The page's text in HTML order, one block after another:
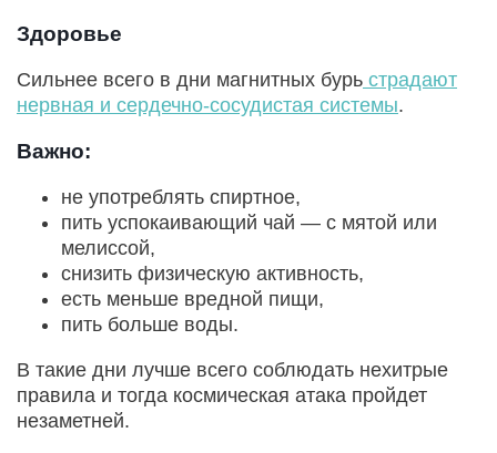
Здоровье
Сильнее всего в дни магнитных бурь страдают
нервная и сердечно-сосудистая системы.
Важно:
не употреблять спиртное,
пить успокаивающий чай — с мятой или
мелиссой,
снизить физическую активность,
есть меньше вредной пищи,
пить больше воды.
В такие дни лучше всего соблюдать нехитрые
правила и тогда космическая атака пройдет
незаметней.